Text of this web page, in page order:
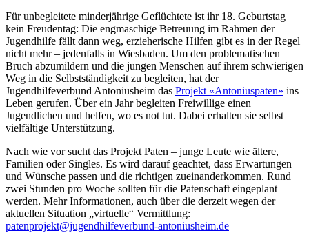
Für unbegleitete minderjährige Geflüchtete ist ihr 18. Geburtstag
kein Freudentag: Die engmaschige Betreuung im Rahmen der
Jugendhilfe fällt dann weg, erzieherische Hilfen gibt es in der Regel
nicht mehr – jedenfalls in Wiesbaden. Um den problematischen
Bruch abzumildern und die jungen Menschen auf ihrem schwierigen
Weg in die Selbstständigkeit zu begleiten, hat der
Jugendhilfeverbund Antoniusheim das Projekt «Antoniuspaten» ins
Leben gerufen. Über ein Jahr begleiten Freiwillige einen
Jugendlichen und helfen, wo es not tut. Dabei erhalten sie selbst
vielfältige Unterstützung.
Nach wie vor sucht das Projekt Paten – junge Leute wie ältere,
Familien oder Singles. Es wird darauf geachtet, dass Erwartungen
und Wünsche passen und die richtigen zueinanderkommen. Rund
zwei Stunden pro Woche sollten für die Patenschaft eingeplant
werden. Mehr Informationen, auch über die derzeit wegen der
aktuellen Situation „virtuelle“ Vermittlung:
patenprojekt@jugendhilfeverbund-antoniusheim.de